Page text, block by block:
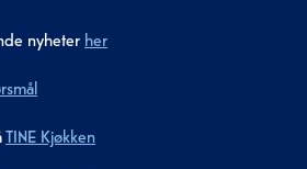
nyheter her
TINE Kjøkken